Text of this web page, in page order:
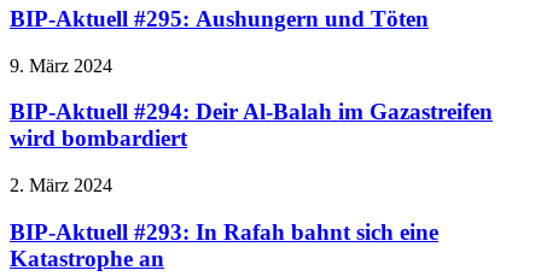
BIP-Aktuell #295: Aushungern und Töten
9. März 2024
BIP-Aktuell #294: Deir Al-Balah im Gazastreifen
wird bombardiert
2. März 2024
BIP-Aktuell #293: In Rafah bahnt sich eine
Katastrophe an